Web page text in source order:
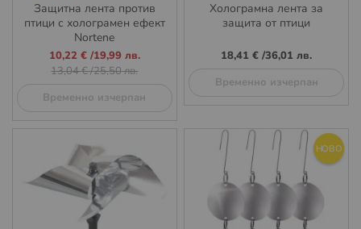
Защитна лента против
птици с холограмен ефект
Nortene
Промо
цена
10,22 €/19,99 лв.
13,04 €/25,50 лв.
Временно изчерпан
Холограмна лента за
защита от птици
18,41 € /36,01 лв.
Временно изчерпан
НОВО